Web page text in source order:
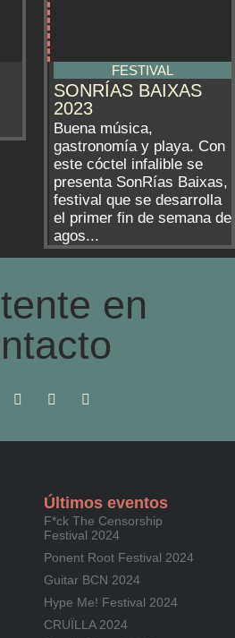
FESTIVAL
SONRÍAS BAIXAS
2023
Buena música,
gastronomía y playa. Con
este cóctel infalible se
presenta SonRías Baixas,
festival que se desarrolla
el primer fin de semana de
agos...
en
Últimos eventos
F*ck The Censorship
Festival 2024
Ponent Root Festival 2024
Guitar BCN 2024
Hype Me! Festival 2024
CRUÏLLA 2024